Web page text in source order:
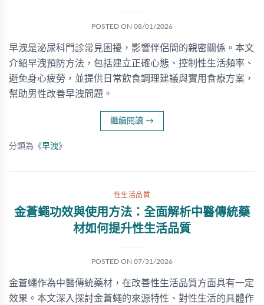
POSTED ON 08/01/2026
早洩是泌尿科門診常見困擾，影響伴侶間的親密關係。本文
介紹早洩預防方法，包括建立正確心態、控制性生活頻率、
避免身心疲勞，並提供日常飲食調理建議與實用食療方案，
幫助男性改善早洩問題。
繼續閱讀 →
分類為《早洩》
性生活品質
金蒼蠅功效與使用方法：全面解析中醫傳統藥
材如何提升性生活品質
POSTED ON 07/31/2026
金蒼蠅作為中醫傳統藥材，在改善性生活品質方面具有一定
效果。本文深入探討金蒼蠅的來源特性、對性生活的具體作